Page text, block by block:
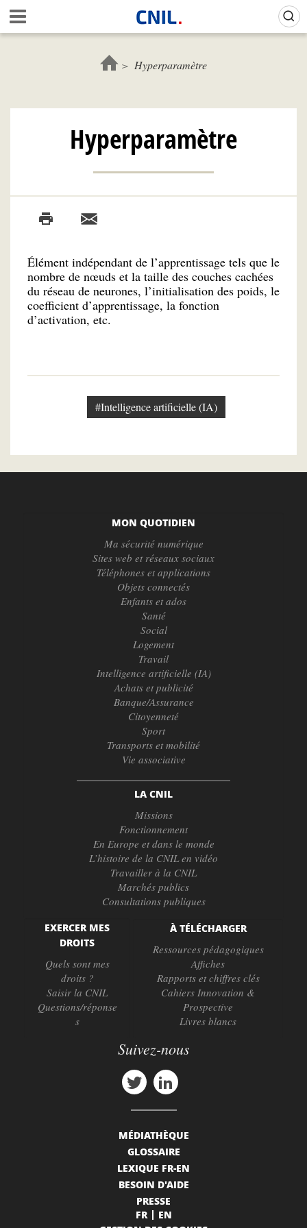
Aller
au
contenu
c
l
C
N
Hyperparamètre
Hyperparamètre
Élément indépendant de l’apprentissage tels que le
nombre de nœuds et la taille des couches cachées
du réseau de neurones, l’initialisation des poids, le
coefficient d’apprentissage, la fonction
d’activation, etc.
#Intelligence artificielle (IA)
MON QUOTIDIEN
Ma sécurité numérique
Sites web et réseaux sociaux
Téléphones et applications
Objets connectés
Enfants et ados
Santé
Social
Logement
Travail
Intelligence artificielle (IA)
Achats et publicité
Banque/Assurance
Citoyenneté
Sport
Transports et mobilité
Vie associative
LA CNIL
Missions
Fonctionnement
En Europe et dans le monde
L’histoire de la CNIL en vidéo
Travailler à la CNIL
Marchés publics
Consultations publiques
EXERCER MES
DROITS
Quels sont mes
droits ?
Saisir la CNIL
Questions/réponse
s
À TÉLÉCHARGER
Ressources pédagogiques
Affiches
Rapports et chiffres clés
Cahiers Innovation &
Prospective
Livres blancs
Suivez-nous
MÉDIATHÈQUE
GLOSSAIRE
LEXIQUE FR-EN
BESOIN D'AIDE
PRESSE
FR
EN
Gestion de vos préférences sur les cookies (témoins de connexion)